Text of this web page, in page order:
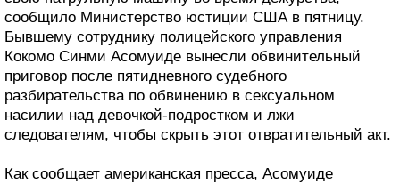
сообщило Министерство юстиции США в пятницу.
Бывшему сотруднику полицейского управления
Кокомо Синми Асомуиде вынесли обвинительный
приговор после пятидневного судебного
разбирательства по обвинению в сексуальном
насилии над девочкой-подростком и лжи
следователям, чтобы скрыть этот отвратительный акт.
Как сообщает американская пресса, Асомуиде